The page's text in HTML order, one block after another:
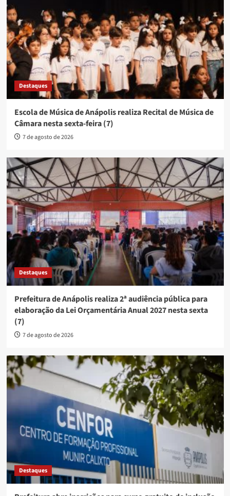
Destaques
Escola de Música de Anápolis realiza Recital de Música de
Câmara nesta sexta-feira (7)
7 de agosto de 2026
Destaques
Prefeitura de Anápolis realiza 2ª audiência pública para
elaboração da Lei Orçamentária Anual 2027 nesta sexta
(7)
7 de agosto de 2026
Destaques